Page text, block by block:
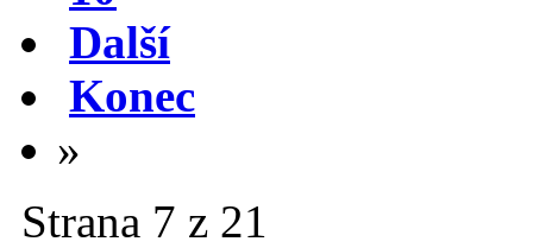
Další
Konec
»
Strana 7 z 21